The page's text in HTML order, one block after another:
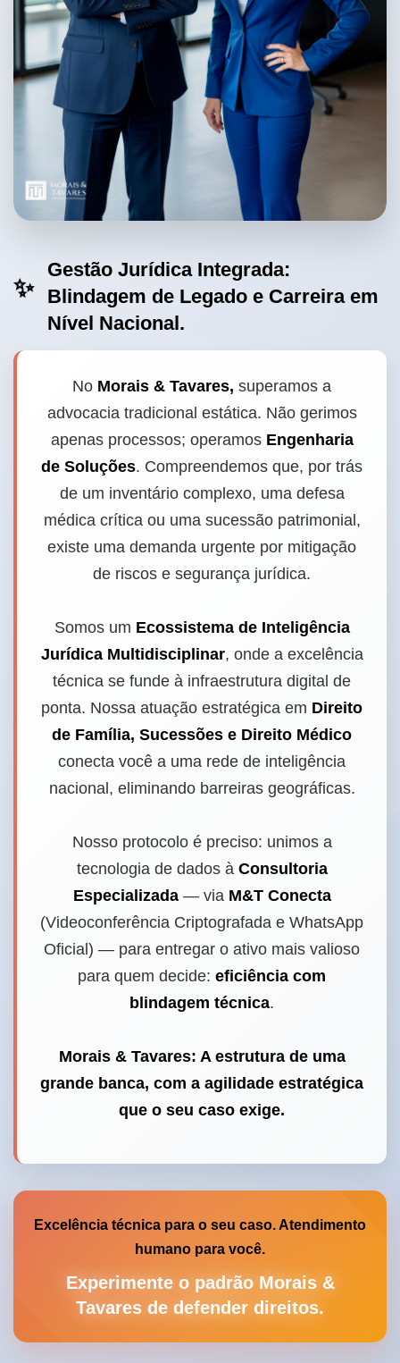
✨
Gestão Jurídica Integrada:
Blindagem de Legado e Carreira em
Nível Nacional.
No Morais & Tavares, superamos a
advocacia tradicional estática. Não gerimos
apenas processos; operamos Engenharia
de Soluções. Compreendemos que, por trás
de um inventário complexo, uma defesa
médica crítica ou uma sucessão patrimonial,
existe uma demanda urgente por mitigação
de riscos e segurança jurídica.
Somos um Ecossistema de Inteligência
Jurídica Multidisciplinar, onde a excelência
técnica se funde à infraestrutura digital de
ponta. Nossa atuação estratégica em Direito
de Família, Sucessões e Direito Médico
conecta você a uma rede de inteligência
nacional, eliminando barreiras geográficas.
Nosso protocolo é preciso: unimos a
tecnologia de dados à Consultoria
Especializada— via M&T Conecta
(Videoconferência Criptografada e WhatsApp
Oficial) — para entregar o ativo mais valioso
para quem decide: eficiência com
blindagem técnica.
Morais & Tavares: A estrutura de uma
grande banca, com a agilidade estratégica
que o seu caso exige.
Excelência técnica para o seu caso. Atendimento
humano para você.
Experimente o padrão Morais &
Tavares de defender direitos.